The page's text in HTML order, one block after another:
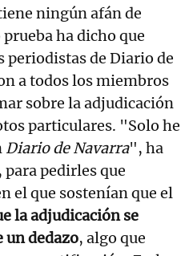
ningún afán de
ha dicho que
periodistas de Diario de
a todos los miembros
sobre la adjudicación
particulares. "Solo he
Diario de Navarra", ha
pedirles que
el que sostenían que el
la adjudicación se
un dedazo, algo que